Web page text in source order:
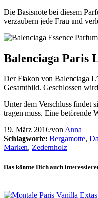
Die Basisnote bei diesem
verzaubern jede Frau und
Balenciaga Paris
Der Flakon von Balenciaga
Gesamtbild. Geschlossen
Unter dem Verschluss findet
tragen muss. Eine betörende
19. März 2016/vonAnna
Schlagworte: Bergamotte,
Marken, Zedernholz
Das könnte Dich auch